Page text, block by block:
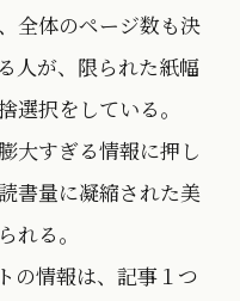
全体のページ数も決
人が、限られた紙幅
選択をしている。
大すぎる情報に押し
書量に凝縮された美
れる。
の情報は、記事１つ